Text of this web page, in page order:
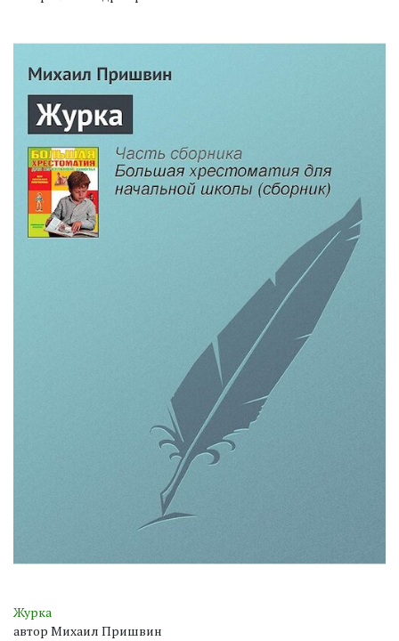
Журка
автор Михаил Пришвин